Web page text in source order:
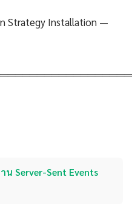
Strategy Installation —
น Server-Sent Events